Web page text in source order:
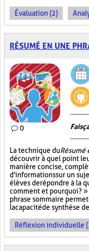
Évaluation (2)
RÉSUMÉ EN UNE
0 Fais
La technique duRésumé
découvrir à quel point
manière concise,
d'informations sur un
élèves de répondre à la
comment et pourquoi?
phrase sommaire
la capacité de synthèse
Réflexion individuelle